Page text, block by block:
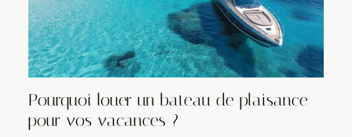
Pourquoi louer un bateau de plaisance
pour vos vacances ?